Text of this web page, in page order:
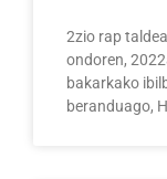
2zio rap
ondoren,
bakarkako
beranduago,